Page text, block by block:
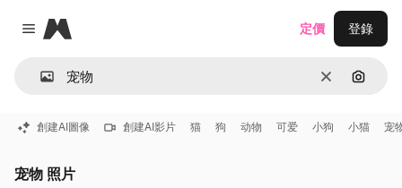
Close menu
Magnific
清除 通過圖
定價 登錄
創建AI圖像 創建AI影片 猫 狗 动物 可爱 小狗 小猫 宠
宠物 照片